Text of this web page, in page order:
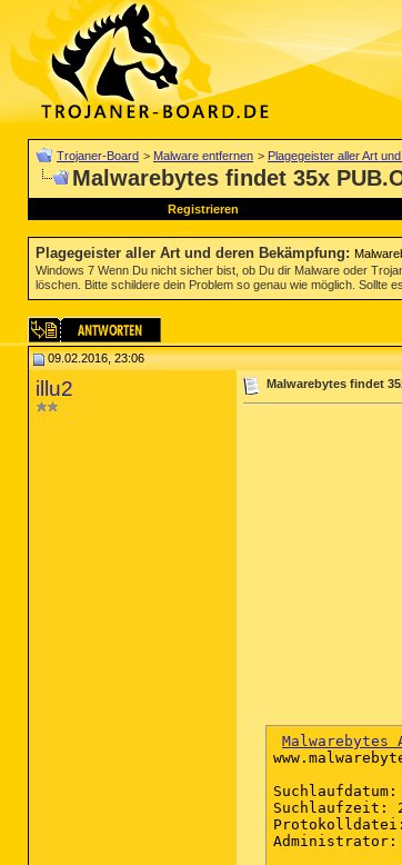
Trojaner-Board > Malware entfernen > Plagegeister aller Art
Malwarebytes findet 35x
Registrieren
Plagegeister aller Art und deren Bekämpfung:
Windows 7 Wenn Du nicht sicher bist, ob Du dir Malware oder
löschen. Bitte schildere dein Problem so genau wie möglich. Sollte
09.02.2016, 23:06
illu2 Malwarebytes findet
Malwarebytes
Suchlaufzeit:
Administrator: